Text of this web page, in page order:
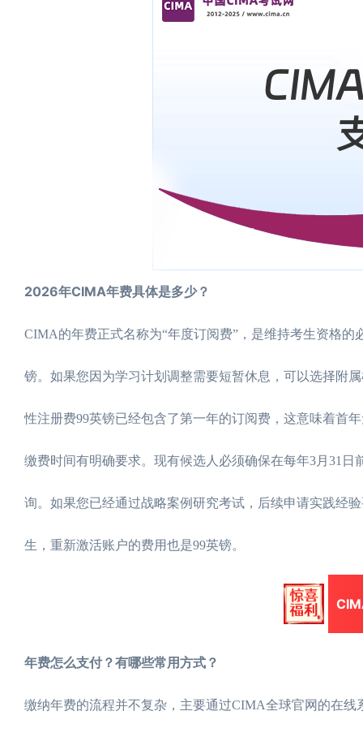
2026年CIMA年费具体是多少？
CIMA的年费正式名称为“年度订阅费”，是维持考生资格
镑。如果您因为学习计划调整需要短暂休息，可以选择附
性注册费99英镑已经包含了第一年的订阅费，这意味着首
缴费时间有明确要求。现有候选人必须确保在每年3月31
询。如果您已经通过战略案例研究考试，后续申请实践经
生，重新激活账户的费用也是99英镑。
年费怎么支付？有哪些常用方式？
缴纳年费的流程并不复杂，主要通过CIMA全球官网的在线